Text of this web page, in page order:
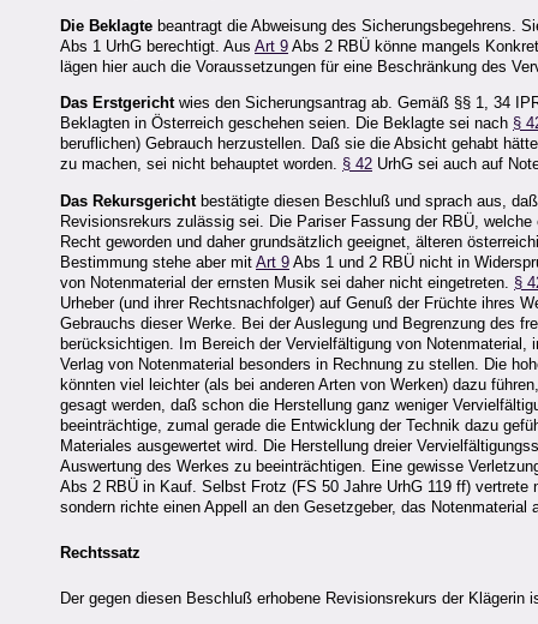
Die Beklagte beantragt die Abweisung des Sicherungsbegehrens.
Abs 1 UrhG berechtigt. Aus Art 9 Abs 2 RBÜ könne mangels
lägen hier auch die Voraussetzungen für eine Beschränkung des
Das Erstgerichtwies den Sicherungsantrag ab. Gemäß §§ 1, 34
Beklagten in Österreich geschehen seien. Die Beklagte sei nach §
beruflichen) Gebrauch herzustellen. Daß sie die Absicht gehabt
zu machen, sei nicht behauptet worden. § 42 UrhG sei auch auf
Das Rekursgericht bestätigte diesen Beschluß und sprach aus,
Revisionsrekurs zulässig sei. Die Pariser Fassung der RBÜ,
Recht geworden und daher grundsätzlich geeignet, älteren
Bestimmung stehe aber mit Art 9 Abs 1 und 2 RBÜ nicht in
von Notenmaterial der ernsten Musik sei daher nicht eingetreten. §
Urheber (und ihrer Rechtsnachfolger) auf Genuß der Früchte ihres
Gebrauchs dieser Werke. Bei der Auslegung und Begrenzung des
berücksichtigen. Im Bereich der Vervielfältigung von
Verlag von Notenmaterial besonders in Rechnung zu stellen. Die
könnten viel leichter (als bei anderen Arten von Werken) dazu
gesagt werden, daß schon die Herstellung ganz weniger
beeinträchtige, zumal gerade die Entwicklung der Technik dazu
Materiales ausgewertet wird. Die Herstellung dreier
Auswertung des Werkes zu beeinträchtigen. Eine gewisse
Abs 2 RBÜ in Kauf. Selbst Frotz (FS 50 Jahre UrhG 119 ff)
sondern richte einen Appell an den Gesetzgeber, das
Rechtssatz
Der gegen diesen Beschluß erhobene Revisionsrekurs der Klägerin